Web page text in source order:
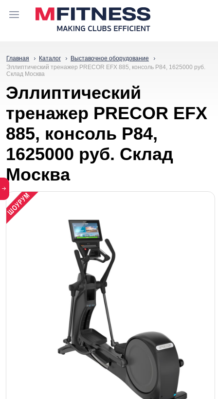
Главная Каталог
Выставочное оборудование
Эллиптический тренажер PRECOR EFX 885, консоль P84, 1625000 руб.
Склад Москва
Эллиптический
тренажер PRECOR EFX
885, консоль P84,
1625000 руб. Склад
Москва